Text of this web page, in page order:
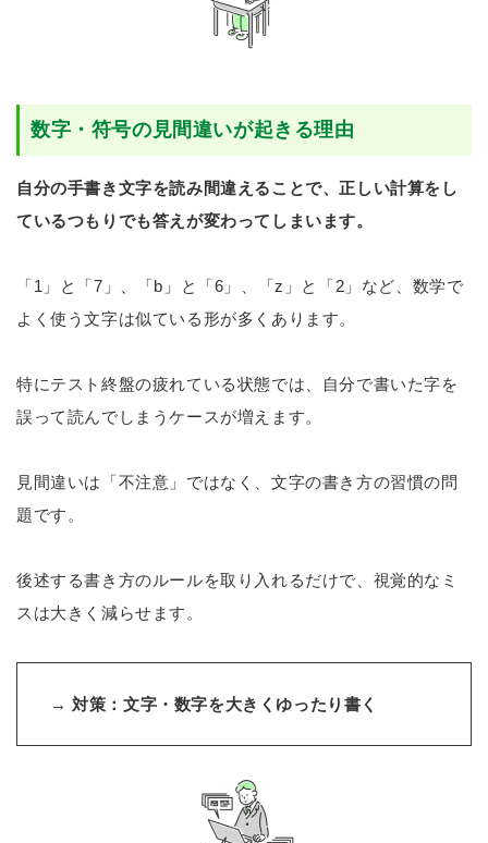
数字・符号の見間違いが起きる理由
自分の手書き文字を読み間違えることで、正しい計算をし
ているつもりでも答えが変わってしまいます。
「1」と「7」、「b」と「6」、「z」と「2」など、数学で
よく使う文字は似ている形が多くあります。
特にテスト終盤の疲れている状態では、自分で書いた字を
誤って読んでしまうケースが増えます。
見間違いは「不注意」ではなく、文字の書き方の習慣の問
題です。
後述する書き方のルールを取り入れるだけで、視覚的なミ
スは大きく減らせます。
→対策：文字・数字を大きくゆったり書く